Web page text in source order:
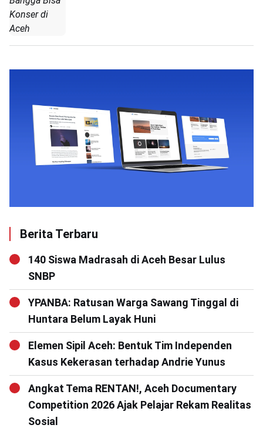
Konser di
Aceh
Berita Terbaru
140 Siswa Madrasah di Aceh Besar Lulus
SNBP
YPANBA: Ratusan Warga Sawang Tinggal di
Huntara Belum Layak Huni
Elemen Sipil Aceh: Bentuk Tim Independen
Kasus Kekerasan terhadap Andrie Yunus
Angkat Tema RENTAN!, Aceh Documentary
Competition 2026 Ajak Pelajar Rekam Realitas
Sosial